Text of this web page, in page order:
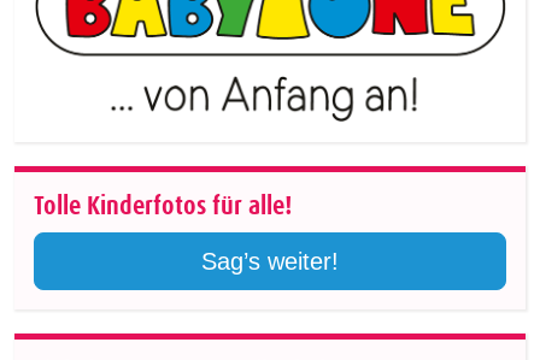
Tolle Kinderfotos für alle!
Sag’s weiter!